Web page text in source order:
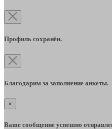
Профиль сохранён.
Благодарим за заполнение анкеты.
×
Ваше сообщение успешно